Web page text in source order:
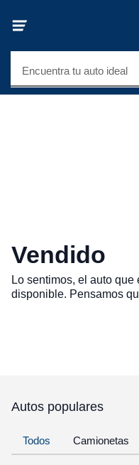
Encuentra tu auto ideal
Vendido
Lo sentimos, el auto
disponible. Pensamos
Autos populares
Todos Camionetas